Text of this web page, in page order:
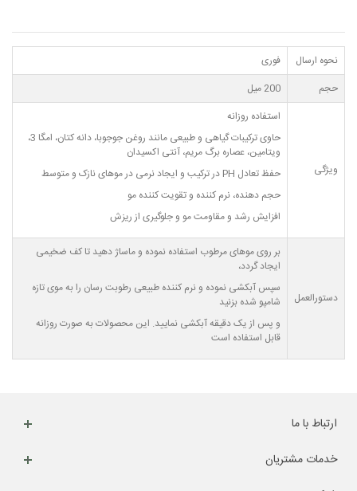
نحوه ارسال
فوری
حجم
200 میل
ویژگی
استفاده روزانه
حاوی ترکیبات گیاهی و طبیعی مانند روغن جوجوبا، دانه کتان، امگا 3،
ویتامین، عصاره برگ مریم، آنتی اکسیدان
حفظ تعادل PH در ترکیب و ایجاد نرمی در موهای نازک و متوسط
حجم دهنده، نرم کننده و تقویت کننده مو
افزایش رشد و مقاومت مو و جلوگیری از ریزش
دستورالعمل
بر روی موهای مرطوب استفاده نموده و ماساژ دهید تا کف ضخیمی
ایجاد گردد،
سپس آبکشی نموده و نرم کننده طبیعی رطوبت رسان را به موی تازه
شامپو شده بزنید
و پس از یک دقیقه آبکشی نمایید. این محصولات به صورت روزانه
قابل استفاده است
ارتباط با ما
خدمات مشتریان